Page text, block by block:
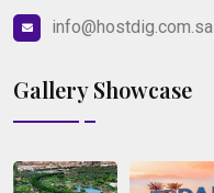
info@hostdig.com.sa
Gallery Showcase